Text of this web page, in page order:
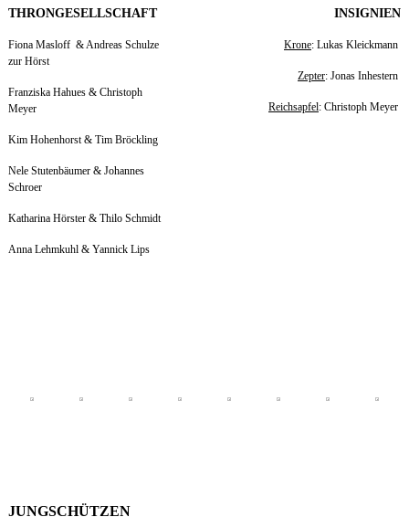
THRONGESELLSCHAFT
Fiona Masloff & Andreas Schulze
zur Hörst
Franziska Hahues & Christoph
Meyer
Kim Hohenhorst & Tim Bröckling
Nele Stutenbäumer & Johannes
Schroer
Katharina Hörster & Thilo Schmidt
Anna Lehmkuhl & Yannick Lips
INSIGNIEN
Krone: Lukas Kleickmann
Zepter: Jonas Inhestern
Reichsapfel: Christoph Meyer
JUNGSCHÜTZEN